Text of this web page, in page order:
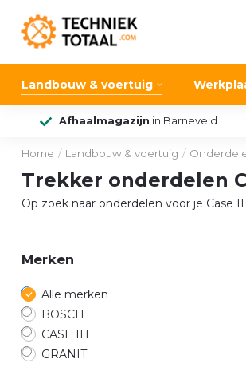
Landbouw & voertuig
Afhaalmagazijn in Barneveld
Home / Landbouw & voertuig /
Trekker onderdelen
Op zoek naar onderdelen voor je Case
Merken
Alle merken
BOSCH
CASE IH
GRANIT